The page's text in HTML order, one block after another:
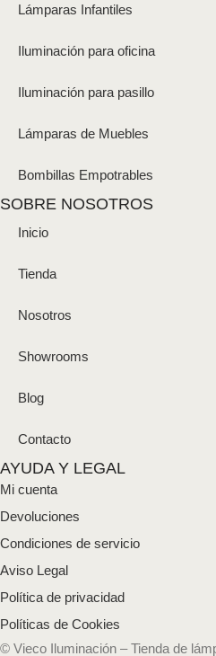
Lámparas Infantiles
Iluminación para oficina
Iluminación para pasillo
Lámparas de Muebles
Bombillas Empotrables
SOBRE NOSOTROS
Inicio
Tienda
Nosotros
Showrooms
Blog
Contacto
AYUDA Y LEGAL
Mi cuenta
Devoluciones
Condiciones de servicio
Aviso Legal
Política de privacidad
Políticas de Cookies
© Vieco Iluminación – Tienda de